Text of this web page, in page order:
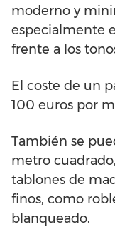
moderno y
especialmente
frente a los
El coste de un
100 euros por
También se
metro
tablones de
finos, como
blanqueado.